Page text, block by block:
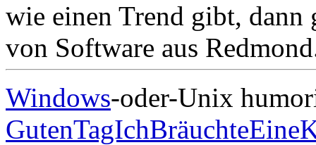
wie einen Trend gibt,
von Software aus
Windows-oder-Unix